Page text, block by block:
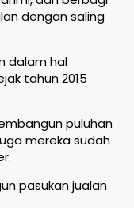
dengan saling
dalam hal
tahun 2015
puluhan
mereka sudah
pasukan jualan